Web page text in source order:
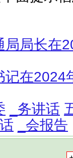
局局长在
记在2024
_务讲话
_会报告